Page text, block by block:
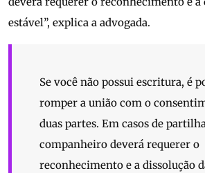
estável”, explica a advogada.
Se você não possui escritura, é
romper a união com o
duas partes. Em casos de
companheiro deverá requerer o
reconhecimento e a dissolução